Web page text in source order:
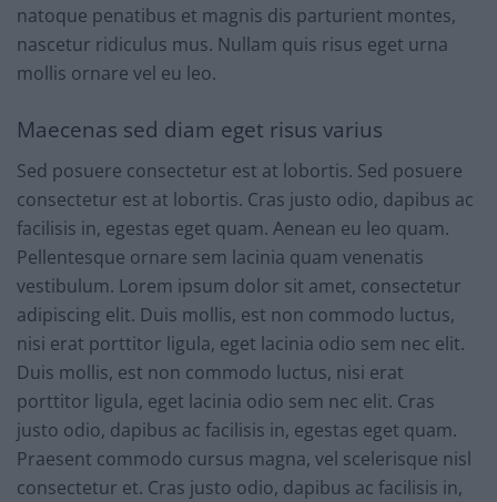
natoque penatibus et magnis dis parturient montes,
nascetur ridiculus mus. Nullam quis risus eget urna
mollis ornare vel eu leo.
Maecenas sed diam eget risus varius
Sed posuere consectetur est at lobortis. Sed posuere
consectetur est at lobortis. Cras justo odio, dapibus ac
facilisis in, egestas eget quam. Aenean eu leo quam.
Pellentesque ornare sem lacinia quam venenatis
vestibulum. Lorem ipsum dolor sit amet, consectetur
adipiscing elit. Duis mollis, est non commodo luctus,
nisi erat porttitor ligula, eget lacinia odio sem nec elit.
Duis mollis, est non commodo luctus, nisi erat
porttitor ligula, eget lacinia odio sem nec elit. Cras
justo odio, dapibus ac facilisis in, egestas eget quam.
Praesent commodo cursus magna, vel scelerisque nisl
consectetur et. Cras justo odio, dapibus ac facilisis in,